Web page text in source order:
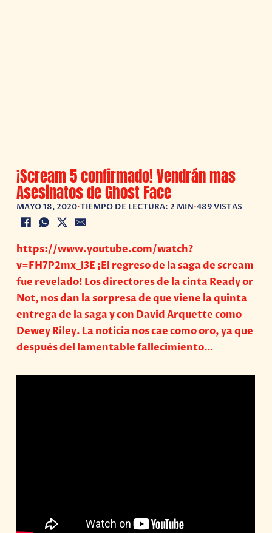
¡Scream 5 confirmado! Vendrán mas
Asesinatos de Ghost Face
MAYO 18, 2020•TIEMPO DE LECTURA: 2 MIN•489 VISTAS
https://www.youtube.com/watch?
v=FH7P2mx_l3E ¡El regreso de la saga de scream
fue revelado! Los directores de la cinta Ready or
Not, nos dan la sorpresa de que viene la quinta
entrega de la saga y con David Arquette como
Dewey Riley. La noticia nos cae como oro, ya que
después del lamentable fallecimiento…